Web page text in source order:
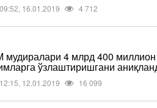
09:52, 16.01.2019 4 712
4 млрд 400 миллион
ўзлаштиришгани
12:15, 12.01.2019 16 099